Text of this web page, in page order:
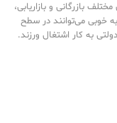
بازرگانی و بازاریابی،
به خوبی می‌توانند در سطح
به کار اشتغال ورزند.